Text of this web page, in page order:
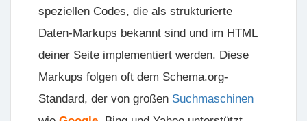
speziellen Codes, die als strukturierte
Daten-Markups bekannt sind und im HTML
deiner Seite implementiert werden. Diese
Markups folgen oft dem Schema.org-
Standard, der von großen Suchmaschinen